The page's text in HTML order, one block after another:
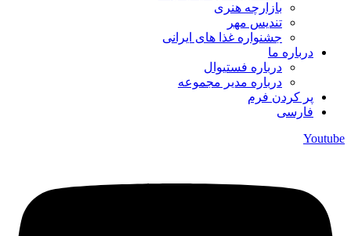
بازارچه هنری
تندیس مهر
جشنواره غذا های ایرانی
درباره ما
درباره فستیوال
درباره مدیر مجموعه
پر کردن فرم
فارسی
Youtube